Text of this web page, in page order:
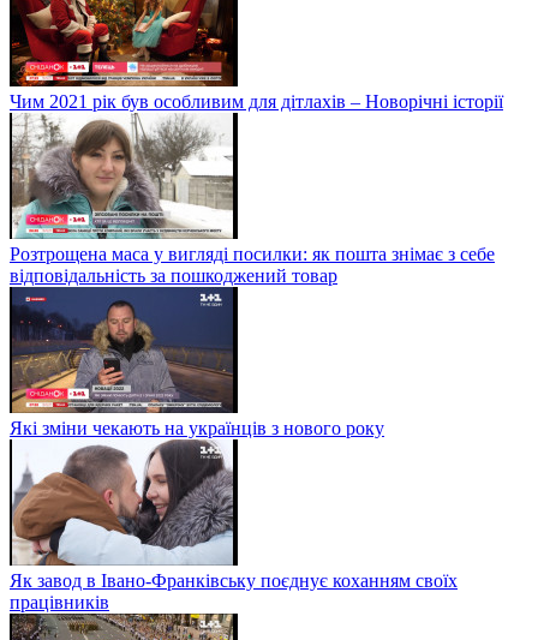
Чим 2021 рік був особливим для дітлахів – Новорічні історії
Розтрощена маса у вигляді посилки: як пошта знімає з себе
відповідальність за пошкоджений товар
Які зміни чекають на українців з нового року
Як завод в Івано-Франківську поєднує коханням своїх
працівників